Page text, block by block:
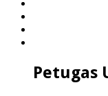
Petugas